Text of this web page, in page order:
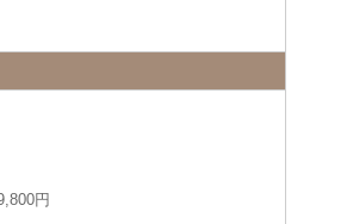
円